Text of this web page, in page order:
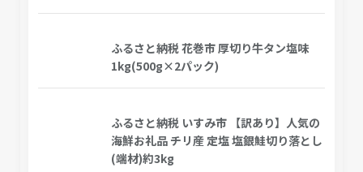
ふるさと納税 花巻市 厚切り牛タン塩味
1kg(500g×2パック)
ふるさと納税 いすみ市 【訳あり】人気の
海鮮お礼品 チリ産 定塩 塩銀鮭切り落とし
(端材)約3kg